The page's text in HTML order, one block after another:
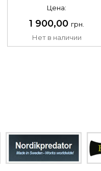
канадский чёрный
орех
Цена:
1 900,00 грн.
Нет в наличии